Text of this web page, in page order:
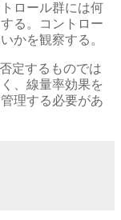
ロール群には何
る。コントロー
かを観察する。
定するものでは
、線量率効果を
理する必要があ